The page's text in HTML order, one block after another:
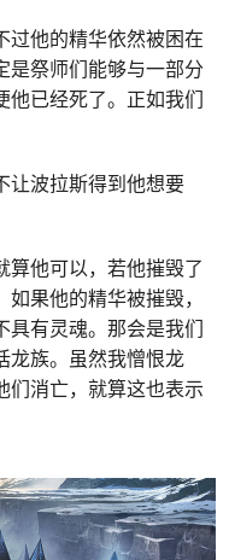
过他的精华依然被困在
是祭师们能够与一部分
他已经死了。正如我们
让波拉斯得到他想要
算他可以，若他摧毁了
果他的精华被摧毁，
具有灵魂。那会是我们
龙族。虽然我憎恨龙
们消亡，就算这也表示